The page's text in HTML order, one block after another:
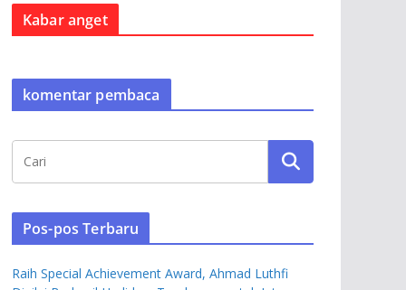
Kabar anget
komentar pembaca
Pos-pos Terbaru
Raih Special Achievement Award, Ahmad Luthfi